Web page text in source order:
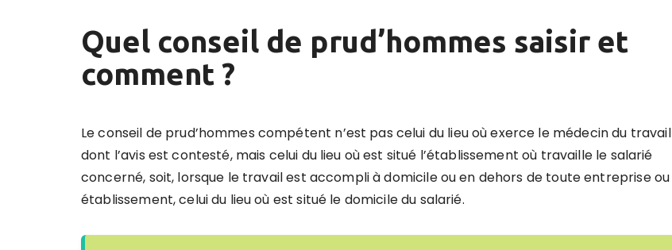
Quel conseil de prud’hommes saisir et
comment ?
Le conseil de prud’hommes compétent n’est pas celui du lieu où exerce le médecin du travail
dont l’avis est contesté, mais celui du lieu où est situé l’établissement où travaille le salarié
concerné, soit, lorsque le travail est accompli à domicile ou en dehors de toute entreprise ou
établissement, celui du lieu où est situé le domicile du salarié.